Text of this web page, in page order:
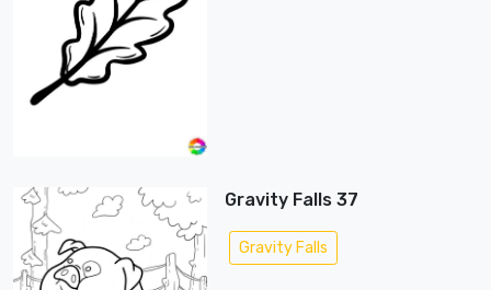
Gravity Falls 37
Gravity Falls